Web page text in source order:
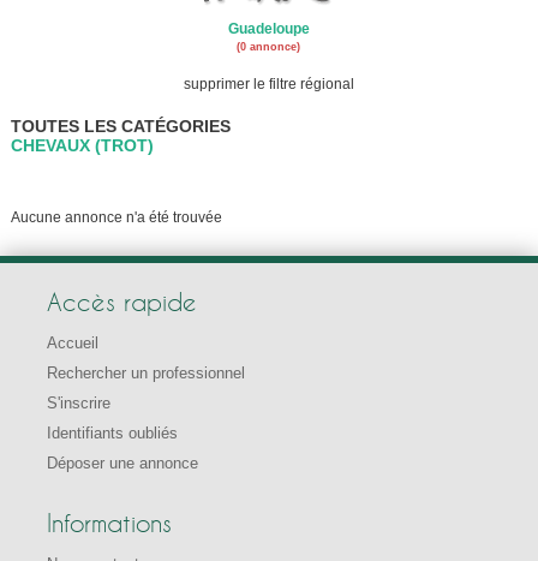
Guadeloupe
(0 annonce)
supprimer le filtre régional
TOUTES LES CATÉGORIES
CHEVAUX (TROT)
Aucune annonce n'a été trouvée
Accès rapide
Accueil
Rechercher un professionnel
S'inscrire
Identifiants oubliés
Déposer une annonce
Informations